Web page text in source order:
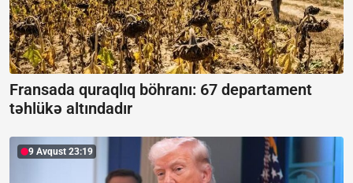
Fransada quraqlıq böhranı: 67 departament
təhlükə altındadır
9 Avqust 23:19